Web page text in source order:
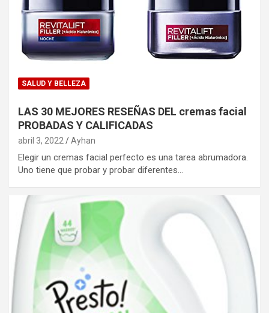
SALUD Y BELLEZA
LAS 30 MEJORES RESEÑAS DEL cremas facial
PROBADAS Y CALIFICADAS
abril 3, 2022 Ayhan
Elegir un cremas facial perfecto es una tarea abrumadora.
Uno tiene que probar y probar diferentes…